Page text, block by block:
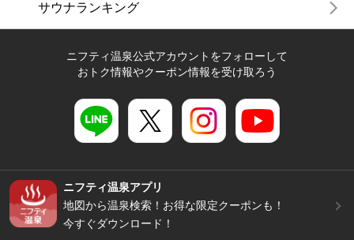
サウナランキング
ニフティ温泉公式アカウントをフォローして
おトク情報やクーポン情報を受け取ろう
ニフティ温泉アプリ
地図から温泉検索！お得な限定クーポンも！
今すぐダウンロード！